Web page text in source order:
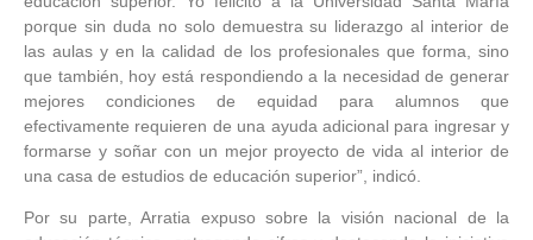
porque sin duda no solo demuestra su liderazgo al interior de
las aulas y en la calidad de los profesionales que forma, sino
que también, hoy está respondiendo a la necesidad de generar
mejores condiciones de equidad para alumnos que
efectivamente requieren de una ayuda adicional para ingresar y
formarse y soñar con un mejor proyecto de vida al interior de
una casa de estudios de educación superior”, indicó.
Por su parte, Arratia expuso sobre la visión nacional de la